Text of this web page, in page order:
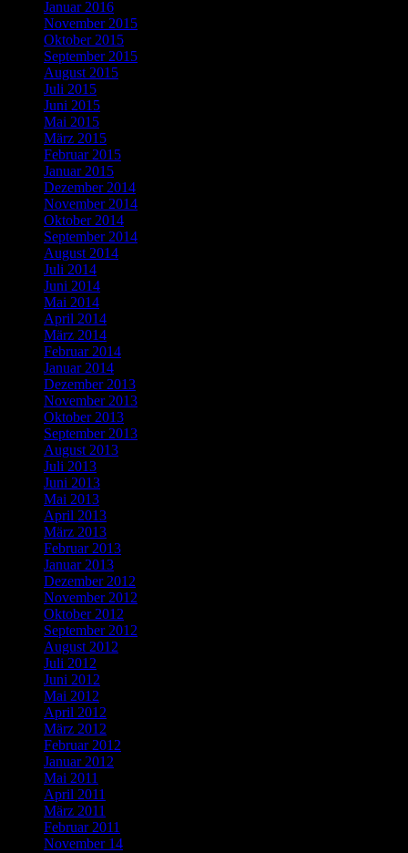
Januar 2016
November 2015
Oktober 2015
September 2015
August 2015
Juli 2015
Juni 2015
Mai 2015
März 2015
Februar 2015
Januar 2015
Dezember 2014
November 2014
Oktober 2014
September 2014
August 2014
Juli 2014
Juni 2014
Mai 2014
April 2014
März 2014
Februar 2014
Januar 2014
Dezember 2013
November 2013
Oktober 2013
September 2013
August 2013
Juli 2013
Juni 2013
Mai 2013
April 2013
März 2013
Februar 2013
Januar 2013
Dezember 2012
November 2012
Oktober 2012
September 2012
August 2012
Juli 2012
Juni 2012
Mai 2012
April 2012
März 2012
Februar 2012
Januar 2012
Mai 2011
April 2011
März 2011
Februar 2011
November 14